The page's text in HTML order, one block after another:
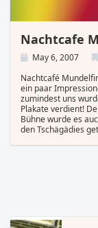
Nachtcafe
May 6, 2007
Nachtcafé
ein paar
zumindest uns
Plakate verdient!
Bühne wurde es
den Tschägädies
Pink Floyd… Die